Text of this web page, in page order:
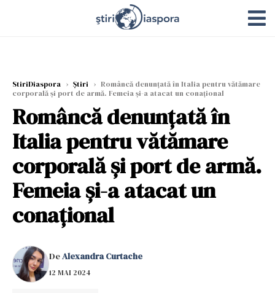
StiriDiaspora › Știri › Româncă denunțată în Italia pentru vătămare
corporală și port de armă. Femeia și-a atacat un conațional
Româncă denunțată în
Italia pentru vătămare
corporală și port de armă.
Femeia și-a atacat un
conațional
DeAlexandra Curtache
12 MAI 2024